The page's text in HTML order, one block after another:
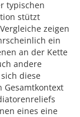
typischen
stützt
zeigen
ein
an der Kette
andere
diese
eines eine